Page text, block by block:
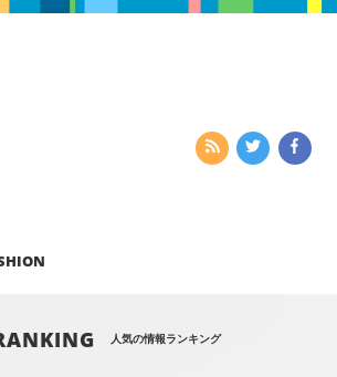
人気の情報ランキング